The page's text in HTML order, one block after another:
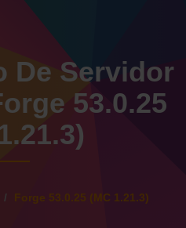
De Servidor
53.0.25
Forge 53.0.25 (MC 1.21.3)